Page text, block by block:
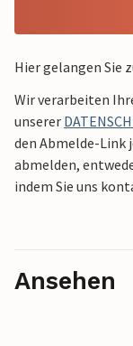
Hier gelangen Sie
Wir verarbeiten
unserer
den Abmelde-Link
abmelden,
indem Sie uns
Ansehen